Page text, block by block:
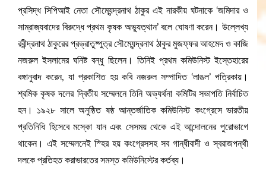
প্রসিদ্ধ সিপিআই নেতা সৌম্যেন্দ্রনাথ ঠাকুর এই নারকীয় ঘটনাকে ‘জমিদার ও
সাম্রাজ্যবাদের বিরুদ্ধে প্রথম কৃষক অভ্যুত্থান’ বলে ঘোষণা করেন। উল্লেখ্য
রবীন্দ্রনাথ ঠাকুরের প্রভ্রাতুষ্পুত্র সৌম্যেন্দ্রনাথ ঠাকুর মুজফ্ফর আহমেদ ও কাজি
নজরুল ইসলামের ঘনিষ্ট বন্ধু ছিলেন। তিনিই প্রথম কমিউনিস্ট ইস্তেহারের
বঙ্গানুবাদ করেন, যা প্রকাশিত হয় কবি নজরুল সম্পাদিত ‘লাঙল’ পত্রিকায়।
শ্রমিক কৃষক দলের দ্বিতীয় সম্মেলনে তিনি অভ্যর্থনা কমিটির সভাপতি নির্বাচিত
হন। ১৯২৮ সালে অনুষ্ঠিত ষষ্ঠ আন্তর্জাতিক কমিউনিস্ট কংগ্রেসে ভারতীয়
প্রতিনিধি হিসেবে মস্কো যান এবং সেসময় থেকে এই আন্দোলনের পুরোভাগে
থাকেন। এই সম্মেলনেই স্হির হয় কংগ্রেসসহ সব গান্ধীবাদী ও স্বরাজপন্থী
দলকে প্রতিহত করাভারতের সমস্ত কমিউনিস্টের কর্তব্য।